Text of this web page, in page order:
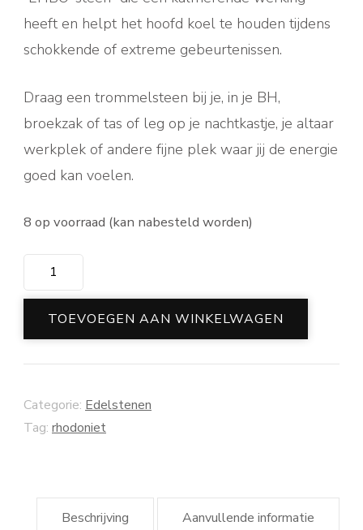
heeft en helpt het hoofd koel te houden tijdens
schokkende of extreme gebeurtenissen.
Draag een trommelsteen bij je, in je BH,
broekzak of tas of leg op je nachtkastje, je altaar
werkplek of andere fijne plek waar jij de energie
goed kan voelen.
8 op voorraad (kan nabesteld worden)
Rhodoniet
trommelsteen
aantalTOEVOEGEN AAN WINKELWAGEN
Categorie: Edelstenen
Tag: rhodoniet
Beschrijving Aanvullende informatie